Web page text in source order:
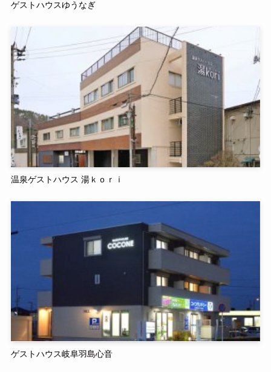
ゲストハウスゆうなぎ
温泉ゲストハウス 湯ｋｏｒｉ
ゲストハウス岐阜羽島心音